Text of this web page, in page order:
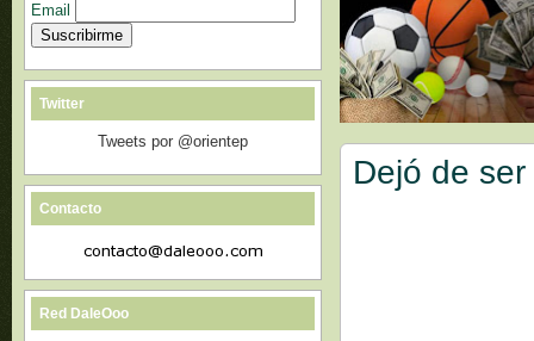
Dejó de
Email
Twitter
Tweets por @orientep
Contacto
Red DaleOoo